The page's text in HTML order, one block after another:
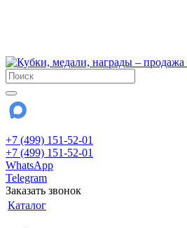
+7 (499) 151-52-01
+7 (499) 151-52-01
WhatsApp
Telegram
Заказать звонок
Каталог